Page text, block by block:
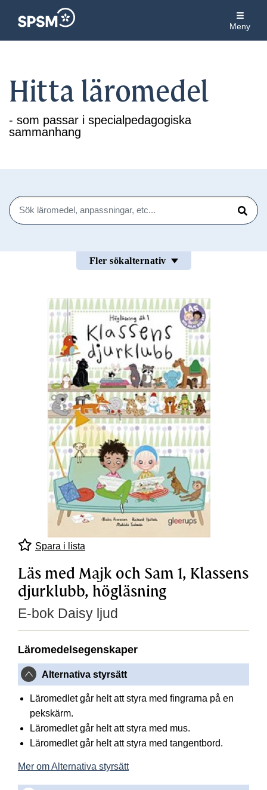
Meny
Hitta läromedel
- som passar i specialpedagogiska
sammanhang
Sök
Sök
Fler sökalternativ
Spara i lista
Läs med Majk och Sam 1, Klassens
djurklubb, högläsning
E-bok Daisy ljud
Läromedelsegenskaper
Alternativa styrsätt
Läromedlet går helt att styra med fingrarna på en
pekskärm.
Läromedlet går helt att styra med mus.
Läromedlet går helt att styra med tangentbord.
Mer om Alternativa styrsätt